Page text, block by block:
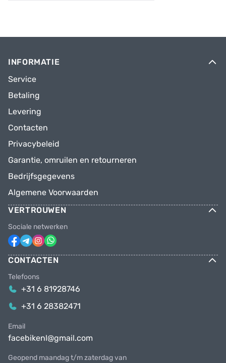
INFORMATIE
Service
Betaling
Levering
Contacten
Privacybeleid
Garantie, omruilen en retourneren
Bedrijfsgegevens
Algemene Voorwaarden
VERTROUWEN
Sociale netwerken
CONTACTEN
Telefoons
+31 6 81928746
+31 6 28382471
Email
facebikenl@gmail.com
Geopend maandag t/m zaterdag van